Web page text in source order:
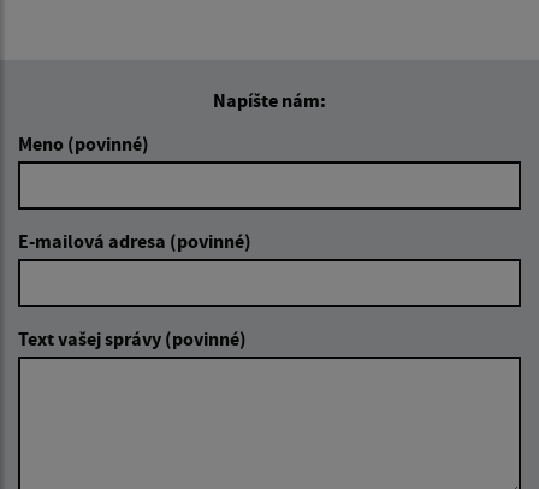
Napíšte nám:
Meno (povinné)
E-mailová adresa (povinné)
Text vašej správy (povinné)